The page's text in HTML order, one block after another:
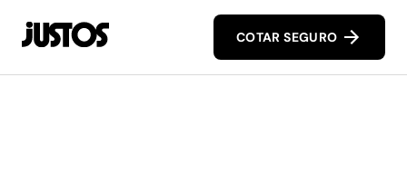
COTAR SEGURO